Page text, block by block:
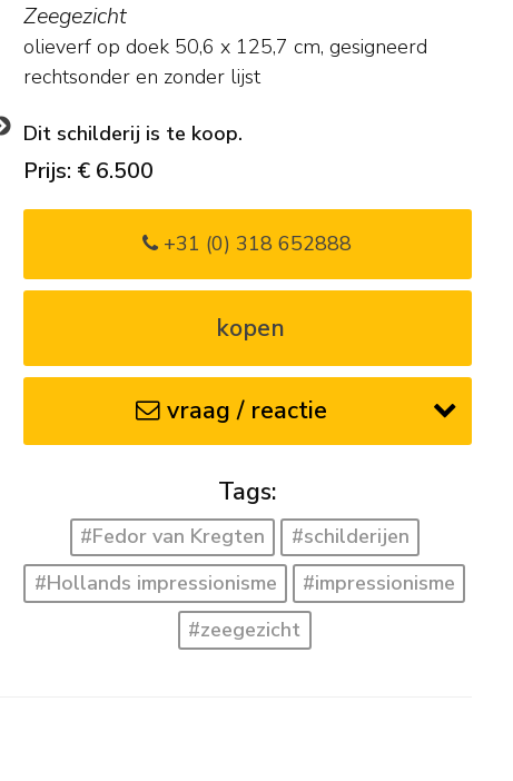
Zeegezicht
olieverf op doek 50,6 x 125,7 cm, gesigneerd
rechtsonder en zonder lijst
Dit schilderij is te koop.
Prijs: € 6.500
+31 (0) 318 652888
kopen
vraag / reactie
Tags:
#Fedor van Kregten
#schilderijen
#Hollands impressionisme
#impressionisme
#zeegezicht